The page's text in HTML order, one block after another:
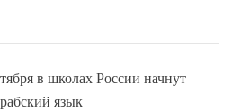
в школах России начнут
язык